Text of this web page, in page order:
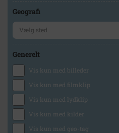
Geografi
Generelt
Vis kun med billeder
Vis kun med filmklip
Vis kun med lydklip
Vis kun med kilder
Vis kun med geo-tag